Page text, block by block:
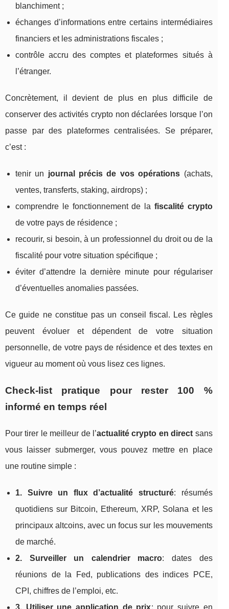
blanchiment ;
échanges d’informations entre certains intermédiaires
financiers et les administrations fiscales ;
contrôle accru des comptes et plateformes situés à
l’étranger.
Concrètement, il devient de plus en plus difficile de
conserver des activités crypto non déclarées lorsque l’on
passe par des plateformes centralisées. Se préparer,
c’est :
tenir un journal précis de vos opérations (achats,
ventes, transferts, staking, airdrops) ;
comprendre le fonctionnement de la fiscalité crypto
de votre pays de résidence ;
recourir, si besoin, à un professionnel du droit ou de la
fiscalité pour votre situation spécifique ;
éviter d’attendre la dernière minute pour régulariser
d’éventuelles anomalies passées.
Ce guide ne constitue pas un conseil fiscal. Les règles
peuvent évoluer et dépendent de votre situation
personnelle, de votre pays de résidence et des textes en
vigueur au moment où vous lisez ces lignes.
Check‑list pratique pour rester 100 %
informé en temps réel
Pour tirer le meilleur de l’actualité crypto en direct sans
vous laisser submerger, vous pouvez mettre en place
une routine simple :
1. Suivre un flux d’actualité structuré: résumés
quotidiens sur Bitcoin, Ethereum, XRP, Solana et les
principaux altcoins, avec un focus sur les mouvements
de marché.
2. Surveiller un calendrier macro: dates des
réunions de la Fed, publications des indices PCE,
CPI, chiffres de l’emploi, etc.
3. Utiliser une application de prix: pour suivre en